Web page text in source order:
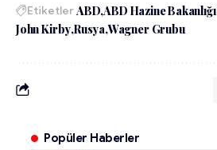
EtiketlerABD ABD Hazine Bakanlığı
John Kirby Rusya Wagner Grubu
Popüler Haberler